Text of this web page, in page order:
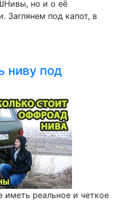
но и о её
Заглянем под капот, в
ниву под
иметь реальное и четкое